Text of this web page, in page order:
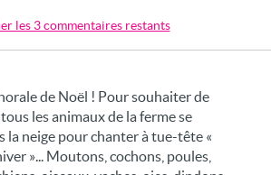
les 3 commentaires restants
de Noël ! Pour souhaiter de
les animaux de la ferme se
la neige pour chanter à tue-tête «
»... Moutons, cochons, poules,